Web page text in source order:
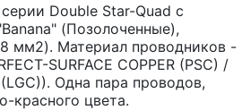
Double Star-Quad с
(Позолоченные),
мм2). Материал проводников -
SURFACE COPPER (PSC) /
(LGC)). Одна пара проводов,
красного цвета.